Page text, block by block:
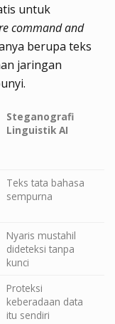
untuk
command and
berupa teks
jaringan
Steganografi
Linguistik AI
Teks tata bahasa
sempurna
Nyaris mustahil
dideteksi tanpa
kunci
Proteksi
keberadaan data
itu sendiri